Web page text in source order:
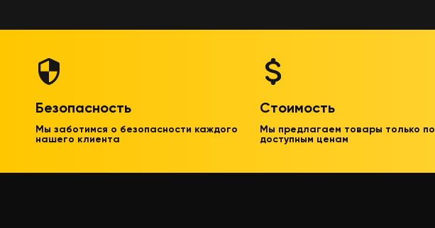
Безопасность
Мы заботимся о безопасности каждого
нашего клиента
Стоимость
Мы предлагаем товары только по
доступным ценам